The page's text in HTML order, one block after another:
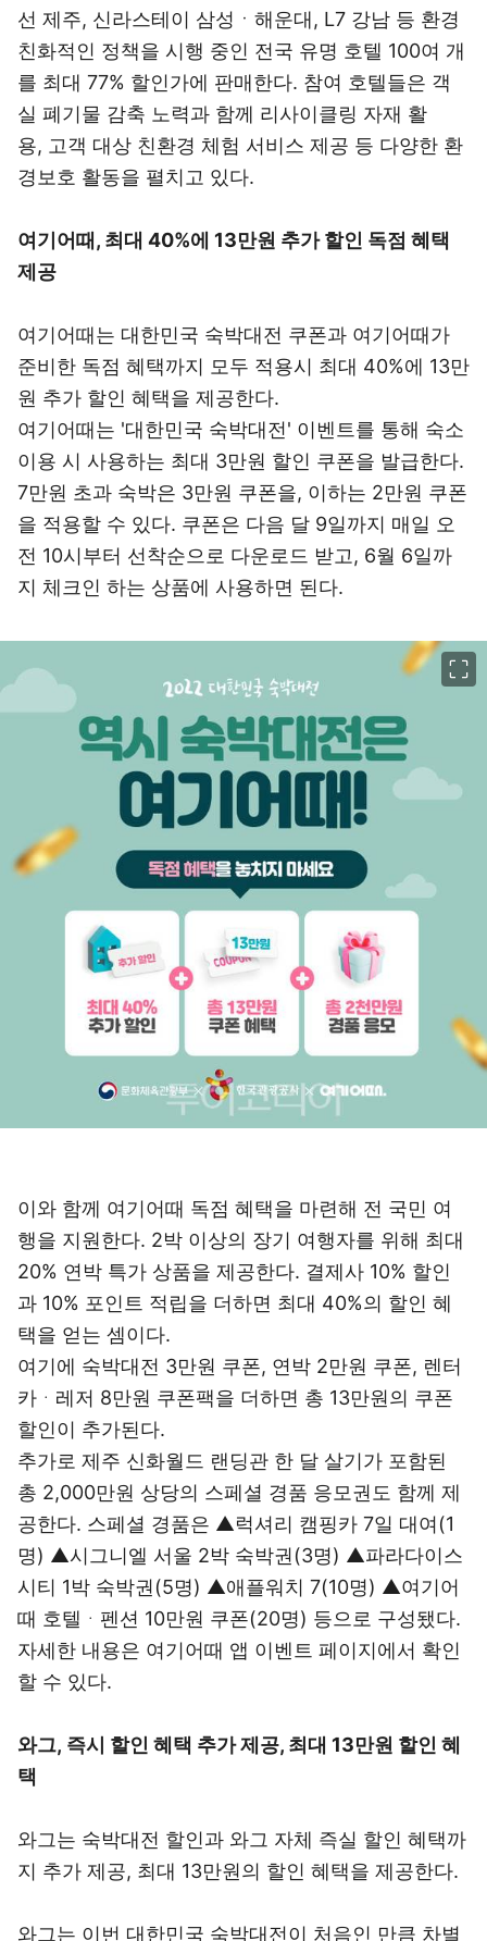
선 제주, 신라스테이 삼성ㆍ해운대, L7 강남 등 환경
친화적인 정책을 시행 중인 전국 유명 호텔 100여 개
를 최대 77% 할인가에 판매한다. 참여 호텔들은 객
실 폐기물 감축 노력과 함께 리사이클링 자재 활
용, 고객 대상 친환경 체험 서비스 제공 등 다양한 환
경보호 활동을 펼치고 있다.
여기어때, 최대 40%에 13만원 추가 할인 독점 혜택
제공
여기어때는 대한민국 숙박대전 쿠폰과 여기어때가
준비한 독점 혜택까지 모두 적용시 최대 40%에 13만
원 추가 할인 혜택을 제공한다.
여기어때는 '대한민국 숙박대전' 이벤트를 통해 숙소
이용 시 사용하는 최대 3만원 할인 쿠폰을 발급한다.
7만원 초과 숙박은 3만원 쿠폰을, 이하는 2만원 쿠폰
을 적용할 수 있다. 쿠폰은 다음 달 9일까지 매일 오
전 10시부터 선착순으로 다운로드 받고, 6월 6일까
지 체크인 하는 상품에 사용하면 된다.
이와 함께 여기어때 독점 혜택을 마련해 전 국민 여
행을 지원한다. 2박 이상의 장기 여행자를 위해 최대
20% 연박 특가 상품을 제공한다. 결제사 10% 할인
과 10% 포인트 적립을 더하면 최대 40%의 할인 혜
택을 얻는 셈이다.
여기에 숙박대전 3만원 쿠폰, 연박 2만원 쿠폰, 렌터
카ᆞ레저 8만원 쿠폰팩을 더하면 총 13만원의 쿠폰
할인이 추가된다.
추가로 제주 신화월드 랜딩관 한 달 살기가 포함된
총 2,000만원 상당의 스페셜 경품 응모권도 함께 제
공한다. 스페셜 경품은 ▲럭셔리 캠핑카 7일 대여(1
명) ▲시그니엘 서울 2박 숙박권(3명) ▲파라다이스
시티 1박 숙박권(5명) ▲애플워치 7(10명) ▲여기어
때 호텔ᆞ펜션 10만원 쿠폰(20명) 등으로 구성됐다.
자세한 내용은 여기어때 앱 이벤트 페이지에서 확인
할 수 있다.
와그, 즉시 할인 혜택 추가 제공, 최대 13만원 할인 혜
택
와그는 숙박대전 할인과 와그 자체 즉실 할인 혜택까
지 추가 제공, 최대 13만원의 할인 혜택을 제공한다.
와그는 이번 대한민국 숙박대전이 처음인 만큼 차별